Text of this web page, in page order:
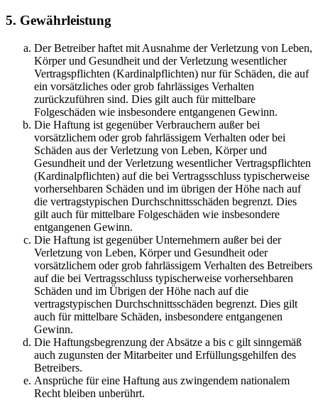
5. Gewährleistung
Der Betreiber haftet mit Ausnahme der Verletzung von Leben,
Körper und Gesundheit und der Verletzung wesentlicher
Vertragspflichten (Kardinalpflichten) nur für Schäden, die auf
ein vorsätzliches oder grob fahrlässiges Verhalten
zurückzuführen sind. Dies gilt auch für mittelbare
Folgeschäden wie insbesondere entgangenen Gewinn.
Die Haftung ist gegenüber Verbrauchern außer bei
vorsätzlichem oder grob fahrlässigem Verhalten oder bei
Schäden aus der Verletzung von Leben, Körper und
Gesundheit und der Verletzung wesentlicher Vertragspflichten
(Kardinalpflichten) auf die bei Vertragsschluss typischerweise
vorhersehbaren Schäden und im übrigen der Höhe nach auf
die vertragstypischen Durchschnittsschäden begrenzt. Dies
gilt auch für mittelbare Folgeschäden wie insbesondere
entgangenen Gewinn.
Die Haftung ist gegenüber Unternehmern außer bei der
Verletzung von Leben, Körper und Gesundheit oder
vorsätzlichem oder grob fahrlässigem Verhalten des Betreibers
auf die bei Vertragsschluss typischerweise vorhersehbaren
Schäden und im Übrigen der Höhe nach auf die
vertragstypischen Durchschnittsschäden begrenzt. Dies gilt
auch für mittelbare Schäden, insbesondere entgangenen
Gewinn.
Die Haftungsbegrenzung der Absätze a bis c gilt sinngemäß
auch zugunsten der Mitarbeiter und Erfüllungsgehilfen des
Betreibers.
Ansprüche für eine Haftung aus zwingendem nationalem
Recht bleiben unberührt.